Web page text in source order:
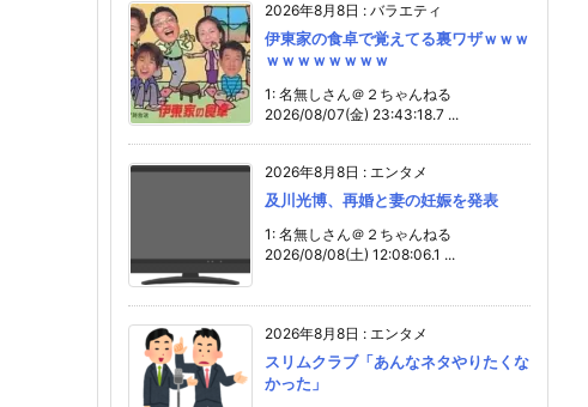
2026年8月8日 : バラエティ
伊東家の食卓で覚えてる裏ワザｗｗｗ
ｗｗｗｗｗｗｗｗ
1: 名無しさん＠２ちゃんねる
2026/08/07(金) 23:43:18.7 ...
2026年8月8日 : エンタメ
及川光博、再婚と妻の妊娠を発表
1: 名無しさん＠２ちゃんねる
2026/08/08(土) 12:08:06.1 ...
2026年8月8日 : エンタメ
スリムクラブ「あんなネタやりたくな
かった」